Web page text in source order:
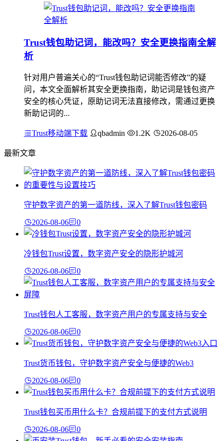
Trust钱包助记词，能改吗？安全更换指南全解
析
针对用户普遍关心的“Trust钱包助记词能否修改”的疑
问，本文全面解析其安全更换指南，助记词是钱包资产
安全的核心凭证，原助记词无法直接修改，需通过更换
新助记词的...
Trust移动端下载 qbadmin 1.2K 2026-08-05
最新文章
守护数字资产的第一道防线，深入了解Trust钱包密码
2026-08-06 0
冷钱包Trust设置，数字资产安全的隐形护城河
2026-08-06 0
Trust钱包人工客服，数字资产用户的专属支持与安全
2026-08-06 0
Trust货币钱包，守护数字资产安全与便捷的Web3
2026-08-06 0
Trust钱包买币用什么卡？合规前提下的支付方式说明
2026-08-06 0